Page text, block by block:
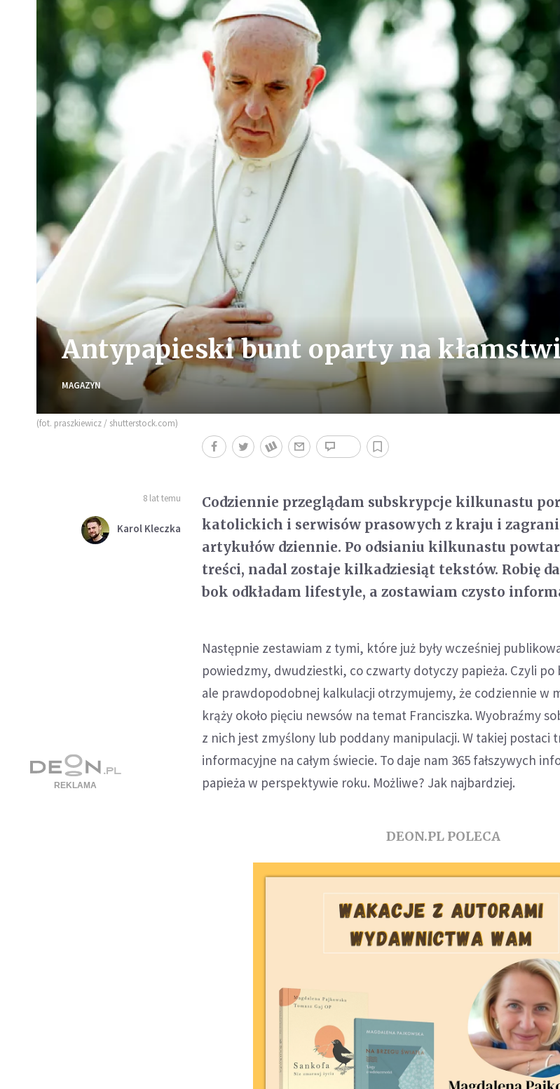
Antypapieski bunt oparty na
MAGAZYN
(fot. praszkiewicz / shutterstock.com)
8 lat temu
Karol Kleczka
Codziennie przeglądam subskrypcje kilkunastu
katolickich i serwisów prasowych z kraju i
artykułów dziennie. Po odsianiu kilkunastu
treści, nadal zostaje kilkadziesiąt tekstów. Robię
bok odkładam lifestyle, a zostawiam czysto
Następnie zestawiam z tymi, które już były wcześniej
powiedzmy, dwudziestki, co czwarty dotyczy papieża. Czyli
ale prawdopodobnej kalkulacji otrzymujemy, że codziennie w
krąży około pięciu newsów na temat Franciszka. Wyobraźmy
z nich jest zmyślony lub poddany manipulacji. W takiej postaci
informacyjne na całym świecie. To daje nam 365 fałszywych
papieża w perspektywie roku. Możliwe? Jak najbardziej.
DEON.PL POLECA